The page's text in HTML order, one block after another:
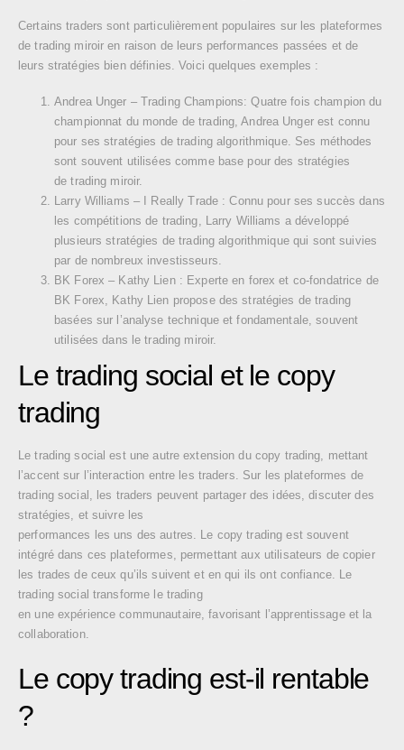
Certains traders sont particulièrement populaires sur les plateformes
de trading miroir en raison de leurs performances passées et de
leurs stratégies bien définies. Voici quelques exemples :
Andrea Unger – Trading Champions: Quatre fois champion du
championnat du monde de trading, Andrea Unger est connu
pour ses stratégies de trading algorithmique. Ses méthodes
sont souvent utilisées comme base pour des stratégies
de trading miroir.
Larry Williams – I Really Trade : Connu pour ses succès dans
les compétitions de trading, Larry Williams a développé
plusieurs stratégies de trading algorithmique qui sont suivies
par de nombreux investisseurs.
BK Forex – Kathy Lien : Experte en forex et co-fondatrice de
BK Forex, Kathy Lien propose des stratégies de trading
basées sur l’analyse technique et fondamentale, souvent
utilisées dans le trading miroir.
Le trading social et le copy
trading
Le trading social est une autre extension du copy trading, mettant
l’accent sur l’interaction entre les traders. Sur les plateformes de
trading social, les traders peuvent partager des idées, discuter des
stratégies, et suivre les
performances les uns des autres. Le copy trading est souvent
intégré dans ces plateformes, permettant aux utilisateurs de copier
les trades de ceux qu’ils suivent et en qui ils ont confiance. Le
trading social transforme le trading
en une expérience communautaire, favorisant l’apprentissage et la
collaboration.
Le copy trading est-il rentable
?